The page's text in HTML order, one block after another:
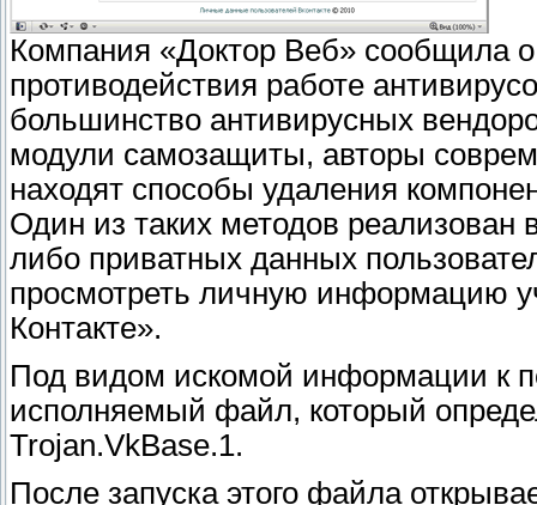
Компания «Доктор Веб» сообщила
противодействия работе
большинство антивирусных
модули самозащиты, авторы
находят способы удаления
Один из таких методов реализован
либо приватных данных
просмотреть личную информацию
Контакте».
Под видом искомой информации к
исполняемый файл, который
Trojan.VkBase.1.
После запуска этого файла